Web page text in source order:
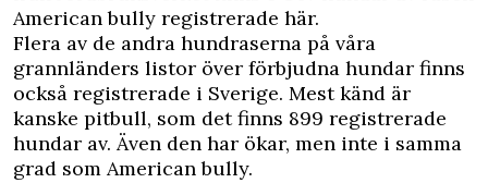
American bully registrerade här.
Flera av de andra hundraserna på våra
grannländers listor över förbjudna hundar finns
också registrerade i Sverige. Mest känd är
kanske pitbull, som det finns 899 registrerade
hundar av. Även den har ökar, men inte i samma
grad som American bully.